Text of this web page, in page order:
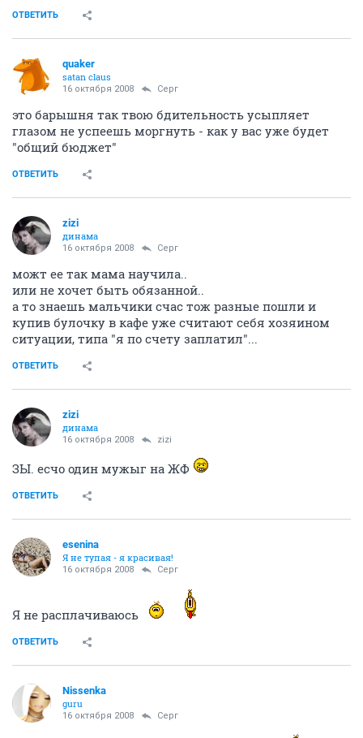
ОТВЕТИТЬ
quaker
satan claus
16 октября 2008 Серг
это барышня так твою бдительность усыпляет
глазом не успеешь моргнуть - как у вас уже будет
"общий бюджет"
ОТВЕТИТЬ
zizi
динама
16 октября 2008 Серг
можт ее так мама научила..
или не хочет быть обязанной..
а то знаешь мальчики счас тож разные пошли и
купив булочку в кафе уже считают себя хозяином
ситуации, типа "я по счету заплатил"...
ОТВЕТИТЬ
zizi
динама
16 октября 2008 zizi
ЗЫ. есчо один мужыг на ЖФ
ОТВЕТИТЬ
esenina
Я не тупая - я красивая!
16 октября 2008 Серг
Я не расплачиваюсь
ОТВЕТИТЬ
Nissenka
guru
16 октября 2008 Серг